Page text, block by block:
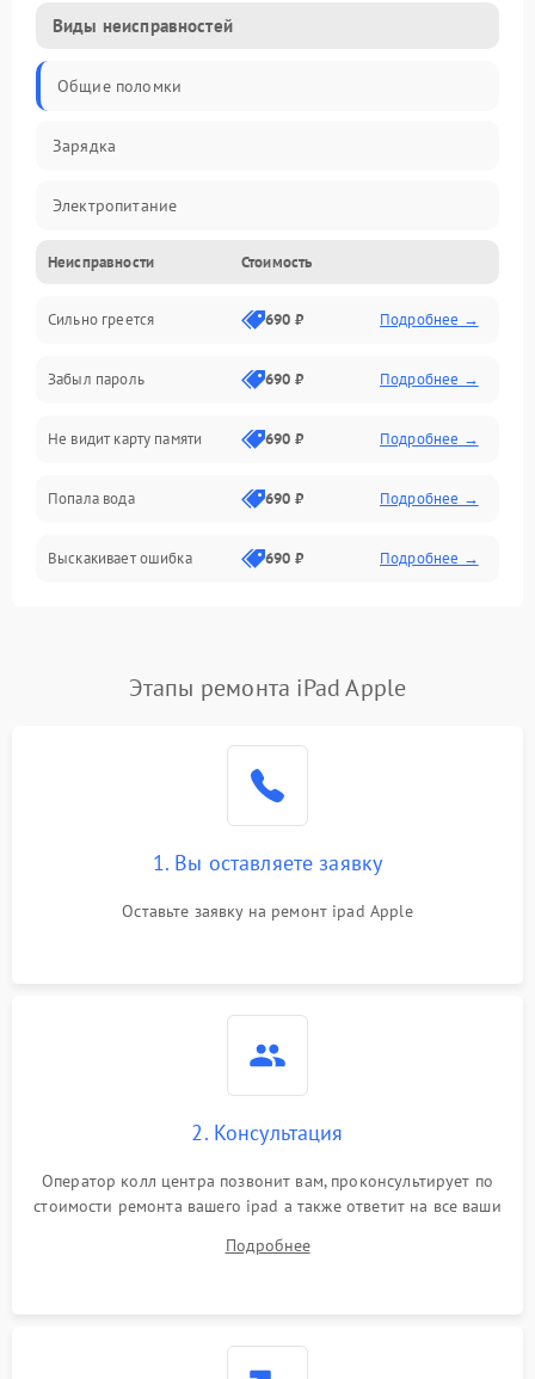
Виды неисправностей
Общие поломки
Зарядка
Электропитание
Экран и изображение
Дисплей
Экран (дисплей)
Связь
Разговор (микрофон, динамик)
Перегрев и нестабильная работа
Сеть и интернет
Память и данные
Режим работы
Питание и аккумулятор
Неисправности Стоимость
Сильно греется 690 ₽ Подробнее →
Забыл пароль 690 ₽ Подробнее →
Не видит карту памяти 690 ₽ Подробнее →
Попала вода 690 ₽ Подробнее →
Выскакивает ошибка 690 ₽ Подробнее →
Этапы ремонта iPad Apple
1. Вы оставляете заявку
Оставьте заявку на ремонт ipad Apple
2. Консультация
Оператор колл центра позвонит вам, проконсультирует по
стоимости ремонта вашего ipad а также ответит на все ваши
Подробнее